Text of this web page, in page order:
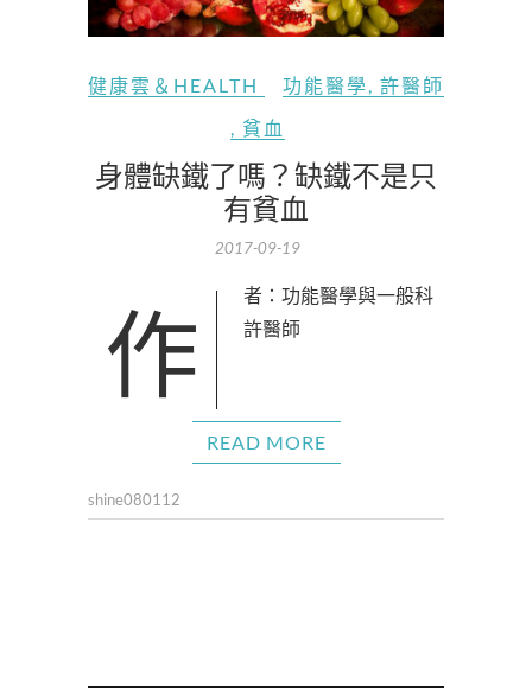
健康雲＆HEALTH 功能醫學, 許醫師
, 貧血
身體缺鐵了嗎？缺鐵不是只
有貧血
2017-09-19
作者：功能醫學與一般科 許醫師
READ MORE
shine080112